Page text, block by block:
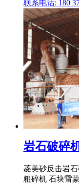
联系电话: 180
岩石破碎
菱美砂反击岩
粗碎机 石块雷